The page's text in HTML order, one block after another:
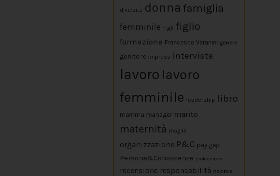
diversità donna famiglia
femminile figli figlio
formazione Francesco Varanini genere
genitore impresa intervista
lavoro lavoro
femminile leadership libro
mamma manager marito
maternità moglie
organizzazione P&C pay gap
Persone&Conoscenze professione
recensione responsabilità risorse